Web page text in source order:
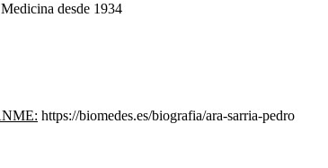
desde 1934
https://biomedes.es/biografia/ara-sarria-pedro